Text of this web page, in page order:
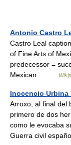
Antonio Castro
Castro Leal
of Fine Arts of
predecessor =
Mexican… …
Inocencio Urbina
Arroxo, al final del
primero de dos
como le evocaba
Guerra civil